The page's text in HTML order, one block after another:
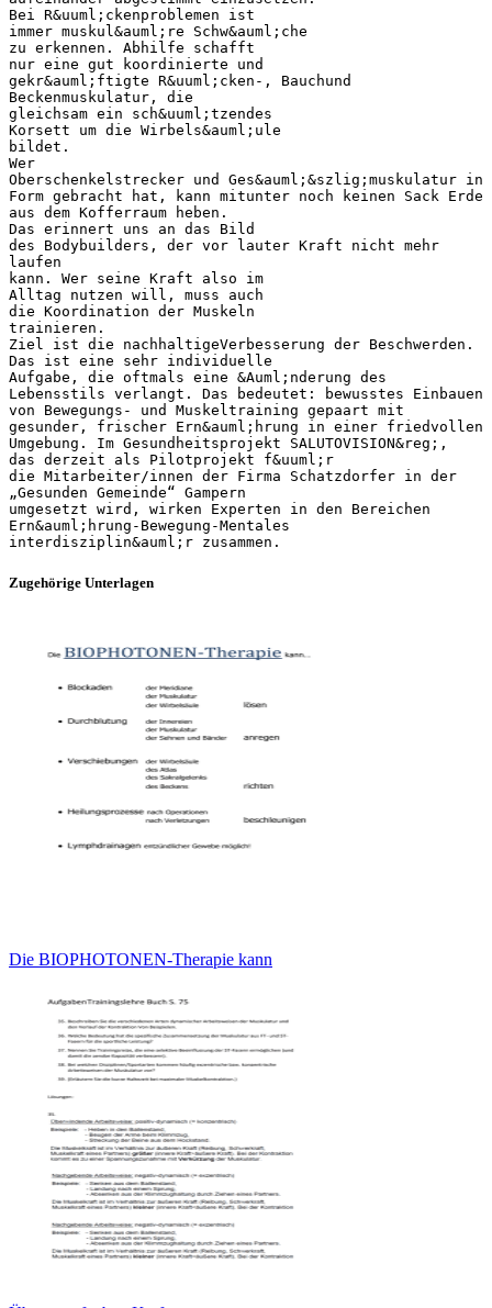
Bei R&uuml;ckenproblemen ist
immer muskul&auml;re Schw&auml;che
zu erkennen. Abhilfe schafft
nur eine gut koordinierte und
gekr&auml;ftigte R&uuml;cken-, Bauchund
Beckenmuskulatur, die
gleichsam ein sch&uuml;tzendes
Korsett um die Wirbels&auml;ule
bildet.
Wer
Oberschenkelstrecker und Ges&auml;&szlig;muskulatur in
Form gebracht hat, kann mitunter noch keinen Sack Erde
aus dem Kofferraum heben.
Das erinnert uns an das Bild
des Bodybuilders, der vor lauter Kraft nicht mehr
laufen
kann. Wer seine Kraft also im
Alltag nutzen will, muss auch
die Koordination der Muskeln
trainieren.
Ziel ist die nachhaltigeVerbesserung der Beschwerden.
Das ist eine sehr individuelle
Aufgabe, die oftmals eine &Auml;nderung des
Lebensstils verlangt. Das bedeutet: bewusstes Einbauen
von Bewegungs- und Muskeltraining gepaart mit
gesunder, frischer Ern&auml;hrung in einer friedvollen
Umgebung. Im Gesundheitsprojekt SALUTOVISION&reg;,
das derzeit als Pilotprojekt f&uuml;r
die Mitarbeiter/innen der Firma Schatzdorfer in der
„Gesunden Gemeinde“ Gampern
umgesetzt wird, wirken Experten in den Bereichen
Ern&auml;hrung-Bewegung-Mentales
Zugehörige Unterlagen
Die BIOPHOTONEN-Therapie kann